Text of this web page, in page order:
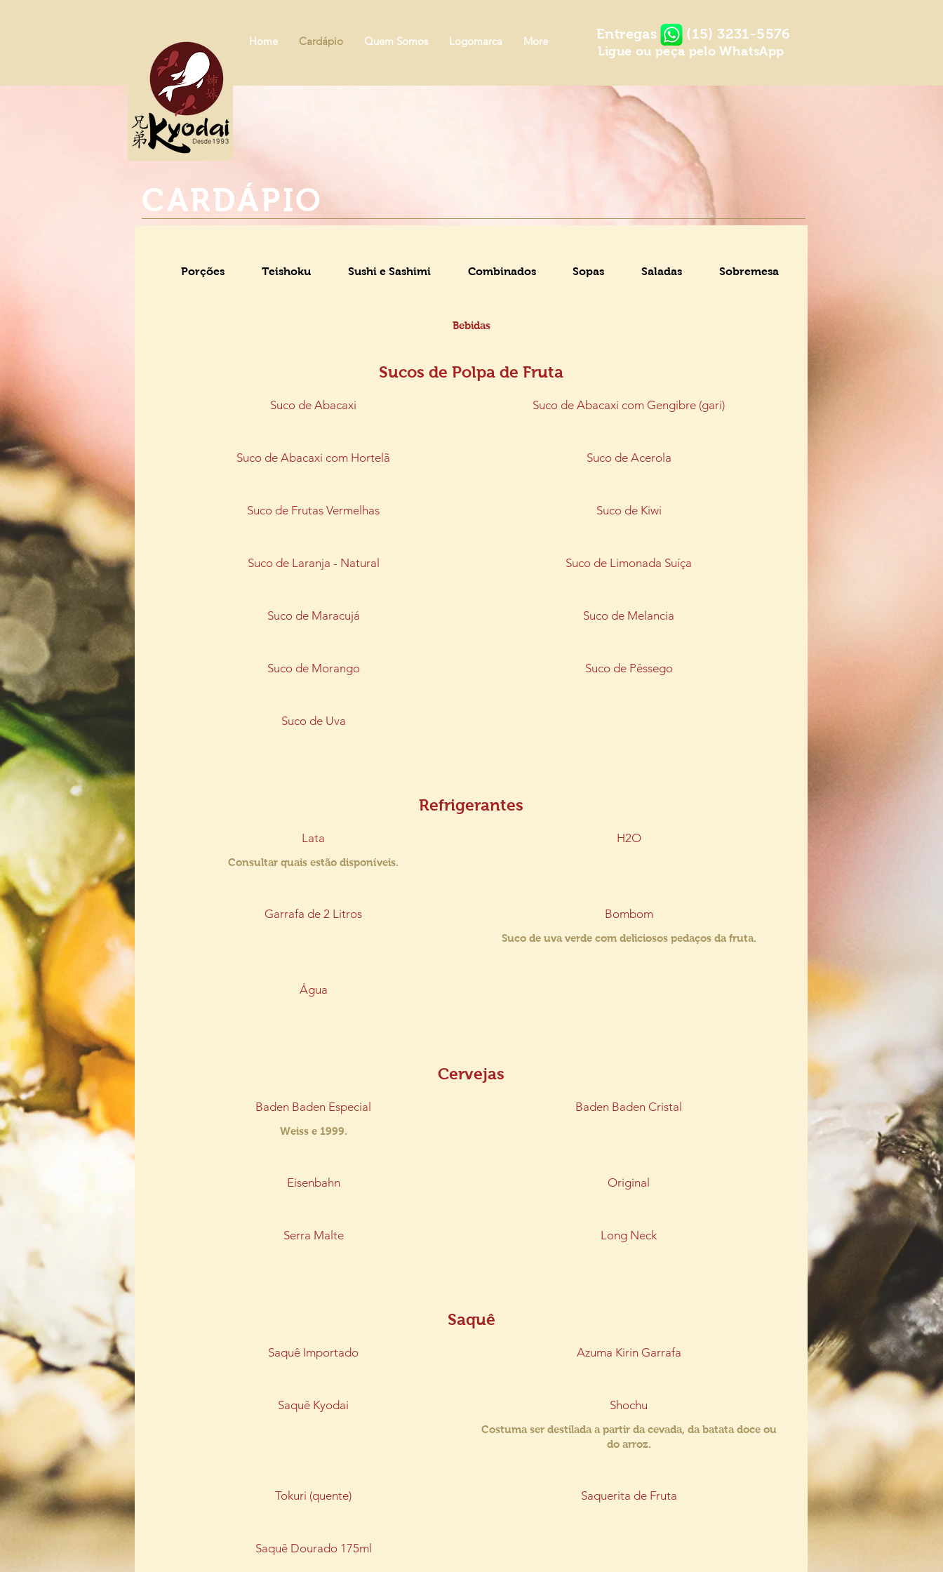
Home Cardápio Quem Somos Logomarca More (15) 3231-5576
Entregas
Ligue ou peça pelo WhatsApp
CARDÁPIO
Porções Teishoku Sushi e Sashimi Combinados Sopas Saladas Sobremesa
Bebidas
Sucos de Polpa de Fruta
Suco de Abacaxi Suco de Abacaxi com Gengibre (gari)
Suco de Abacaxi com Hortelã Suco de Acerola
Suco de Frutas Vermelhas Suco de Kiwi
Suco de Laranja - Natural Suco de Limonada Suíça
Suco de Maracujá Suco de Melancia
Suco de Morango Suco de Pêssego
Suco de Uva
Refrigerantes
Lata
Consultar quais estão disponíveis.
H2O
Garrafa de 2 Litros Bombom
Suco de uva verde com deliciosos pedaços da fruta.
Água
Cervejas
Baden Baden Especial
Weiss e 1999.
Baden Baden Cristal
Eisenbahn Original
Serra Malte Long Neck
Saquê
Saquê Importado Azuma Kirin Garrafa
Saquê Kyodai Shochu
Costuma ser destilada a partir da cevada, da batata doce ou
do arroz.
Tokuri (quente) Saquerita de Fruta
Saquê Dourado 175ml